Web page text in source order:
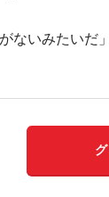
ないみたいだ